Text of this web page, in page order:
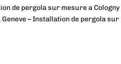
de pergola sur mesure a
– Installation de pergola